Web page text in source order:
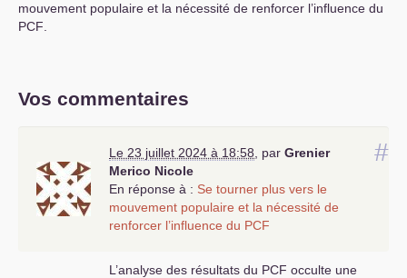
mouvement populaire et la nécessité de renforcer l’influence du
PCF
Vos commentaires
#
Le 23 juillet 2024 à 18:58 par Grenier
Merico Nicole
En réponse à : Se tourner plus vers le
mouvement populaire et la nécessité de
renforcer l’influence du PCF
L’analyse des résultats du PCF occulte une